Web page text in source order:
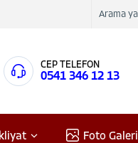
CEP TELEFON
0541 346 12 13
Foto Galeri